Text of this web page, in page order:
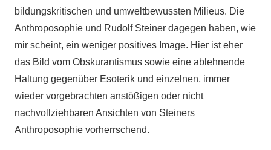
bildungskritischen und umweltbewussten Milieus. Die
Anthroposophie und Rudolf Steiner dagegen haben, wie
mir scheint, ein weniger positives Image. Hier ist eher
das Bild vom Obskurantismus sowie eine ablehnende
Haltung gegenüber Esoterik und einzelnen, immer
wieder vorgebrachten anstößigen oder nicht
nachvollziehbaren Ansichten von Steiners
Anthroposophie vorherrschend.